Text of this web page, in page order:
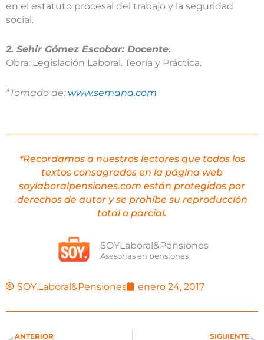
en el estatuto procesal del trabajo y la seguridad
social.
2. Sehir Gómez Escobar: Docente.
Obra: Legislación Laboral. Teoría y Práctica.
*Tomado de: www.semana.com
*Recordamos a nuestros lectores que todos los
textos consagrados en la página web
soylaboralpensiones.com están protegidos por
derechos de autor y se prohíbe su reproducción
total o parcial.
SOYLaboral&Pensiones
Asesorias en pensiones
SOY.Laboral&Pensiones enero 24, 2017
ANTERIOR SIGUIENTE